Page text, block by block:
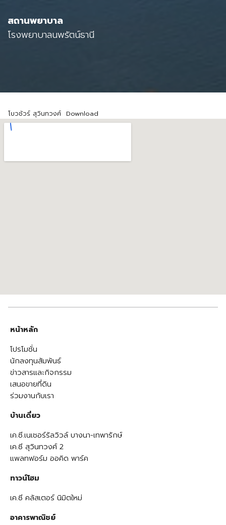
สถานพยาบาล
โรงพยาบาลนพรัตน์ธานี
โบวชัวร์ สุวินทวงศ์ Download
หน้าหลัก
โปรโมชั่น
นักลงทุนสัมพันธ์
ข่าวสารและกิจกรรม
เสนอขายที่ดิน
ร่วมงานกับเรา
บ้านเดี่ยว
เค.ซี.เนเชอร์รัลวิวล์ บางนา-เทพารักษ์
เค.ซี สุวินทวงศ์ 2
แพลทฟอร์ม ออคิด พาร์ค
ทาวน์โฮม
เค.ซี คลัสเตอร์ นิมิตใหม่
อาคารพาณิชย์